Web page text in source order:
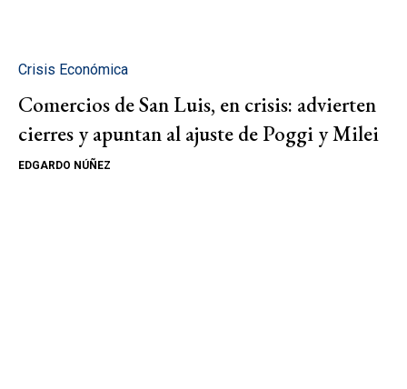
Crisis Económica
Comercios de San Luis, en crisis: advierten
cierres y apuntan al ajuste de Poggi y Milei
EDGARDO NÚÑEZ